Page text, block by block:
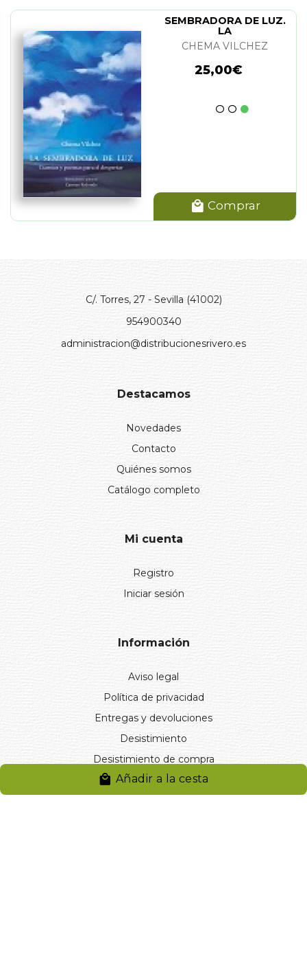
Añadir a la cesta
SEMBRADORA DE LUZ.
LA
CHEMA VILCHEZ
25,00€
Comprar
C/. Torres, 27 - Sevilla (41002)
954900340
administracion@distribucionesrivero.es
Destacamos
Novedades
Contacto
Quiénes somos
Catálogo completo
Mi cuenta
Registro
Iniciar sesión
Información
Aviso legal
Política de privacidad
Entregas y devoluciones
Desistimiento
Desistimiento de compra
Reclamaciones